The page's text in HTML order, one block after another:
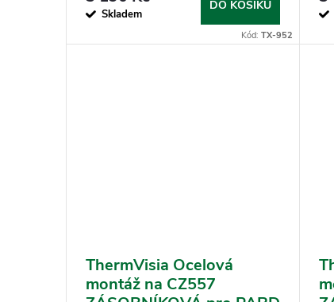
Skladem
DO KOŠÍKU
Kód:TX-952
ThermVisia Ocelová
montáž na CZ557